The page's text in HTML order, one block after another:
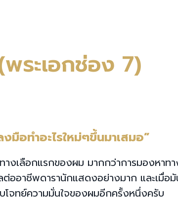
ระเอกช่อง 7)
งมือทำอะไรใหม่ๆขึ้นมาเสมอ”
างเลือกแรกของผม มากกว่าการมองหาท
ออาชีพดารานักแสดงอย่างมาก และเมื่อ
โจทย์ความมั่นใจของผมอีกครั้งหนึ่งครับ